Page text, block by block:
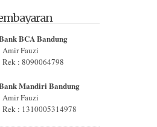
BCA Bandung
Amir Fauzi
Rek : 8090064798
Mandiri Bandung
Amir Fauzi
Rek : 1310005314978